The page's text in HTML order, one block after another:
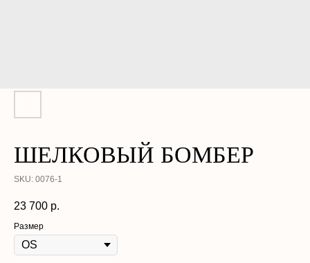
ШЕЛКОВЫЙ БОМБЕР
SKU: 0076-1
23 700 р.
Размер